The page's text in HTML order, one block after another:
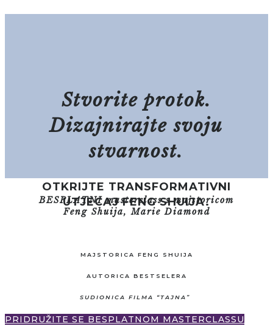
Stvorite protok.
Dizajnirajtesvoju
stvarnost.
OTKRIJTE TRANSFORMATIVNI
UTJECAJFENG SHUIJA.
BESPLATNI masterclass s majstoricom
Feng Shuija,Marie Diamond
MAJSTORICA FENG SHUIJA
AUTORICA BESTSELERA
SUDIONICA FILMA “TAJNA”
PRIDRUŽITE SE BESPLATNOM MASTERCLASSU